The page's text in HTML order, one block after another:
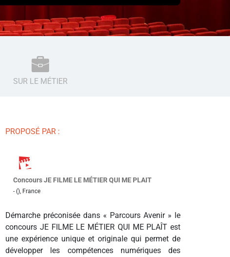
SUR LE MÉTIER
PROPOSÉ PAR :
Concours JE FILME LE MÉTIER QUI ME PLAIT
- (), France
Démarche préconisée dans « Parcours Avenir » le
concours JE FILME LE MÉTIER QUI ME PLAÎT est
une expérience unique et originale qui permet de
développer les compétences numériques des